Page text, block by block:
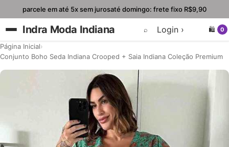
Pular para o conteúdo
parcele em até 5x sem jurosaté domingo: frete fixo R$9,90
Indra Moda Indiana ⌕ Login › 🛍️ 0
Página Inicial›
Conjunto Boho Seda Indiana Crooped + Saia Indiana Coleção Premium